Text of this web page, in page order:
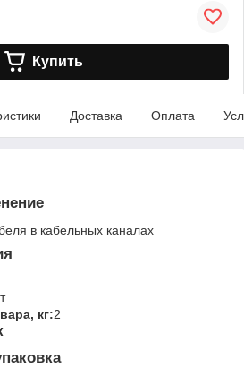
Купить
Доставка Оплата
в кабельных каналах
кг:2